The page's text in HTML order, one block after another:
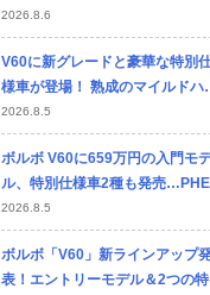
別仕様車で商品力を強化
2026.8.6
V60に新グレードと豪華な特別
様車が登場！ 熟成のマイルドハ
ブリッド＆洗練のPHEVモデルを
新設定
2026.8.5
ボルボ V60に659万円の入門モ
ル、特別仕様車2種も発売
は燃費11%向上・EV航続94km
2026.8.5
ボルボ「V60」新ラインアップ
表！エントリーモデル＆2つの